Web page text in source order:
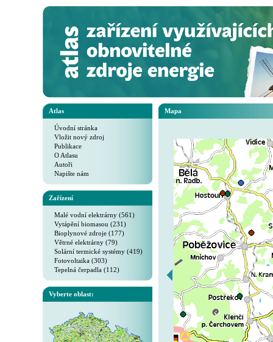
Atlas
Úvodní stránka
Vložit nový zdroj
Publikace
O Atlasu
Autoři
Napište nám
Zařízení
Malé vodní elektrárny (561)
Vytápění biomasou (231)
Bioplynové zdroje (177)
Větrné elektrárny (79)
Solární termické systémy (419)
Fotovoltaika (303)
Tepelná čerpadla (112)
Vyberte oblast:
Mapa